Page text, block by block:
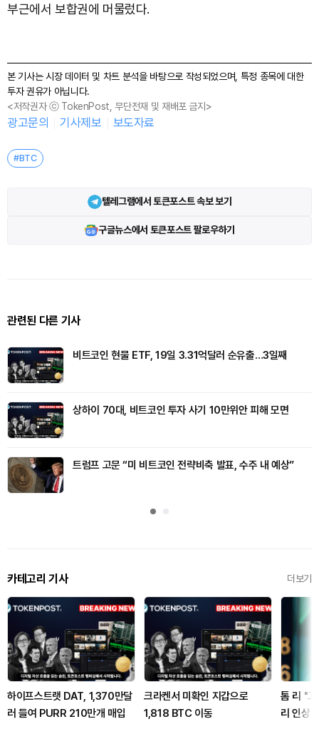
부근에서 보합권에 머물렀다.
본 기사는 시장 데이터 및 차트 분석을 바탕으로 작성되었으며, 특정 종목에 대한
투자 권유가 아닙니다.
<저작권자 ⓒ TokenPost, 무단전재 및 재배포 금지>
광고문의 기사제보 보도자료
#BTC
텔레그램에서 토큰포스트 속보 보기
구글뉴스에서 토큰포스트 팔로우하기
관련된 다른 기사
비트코인 현물 ETF, 19일 3.31억달러 순유출…3일째
상하이 70대, 비트코인 투자 사기 10만위안 피해 모면
트럼프 고문 “미 비트코인 전략비축 발표, 수주 내 예상”
카테고리 기사 더보기
하이프스트랫 DAT, 1,370만달
러 들여 PURR 210만개 매입
크라켄서 미확인 지갑으로
1,818 BTC 이동
톰 리 "
리 인상